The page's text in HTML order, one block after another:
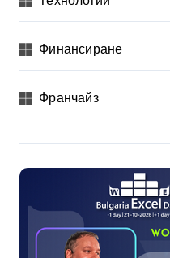
Финансиране
Франчайз